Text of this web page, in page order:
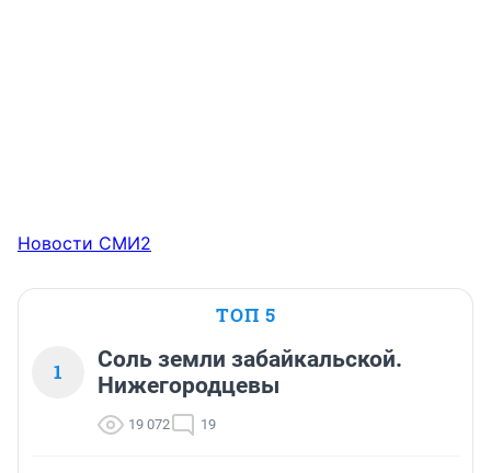
Новости СМИ2
ТОП 5
1
Соль земли забайкальской.
Нижегородцевы
19 072 19